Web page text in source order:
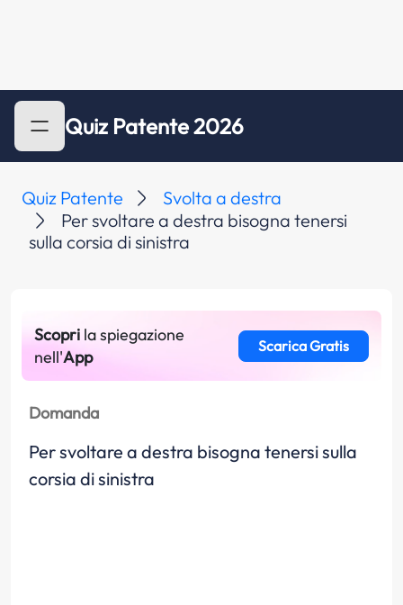
Quiz Patente 2026
Quiz Patente
Svolta a destra
Per svoltare a destra bisogna tenersi
sulla corsia di sinistra
Scopri la spiegazione
nell'App
Scarica Gratis
Domanda
Per svoltare a destra bisogna tenersi sulla
corsia di sinistra